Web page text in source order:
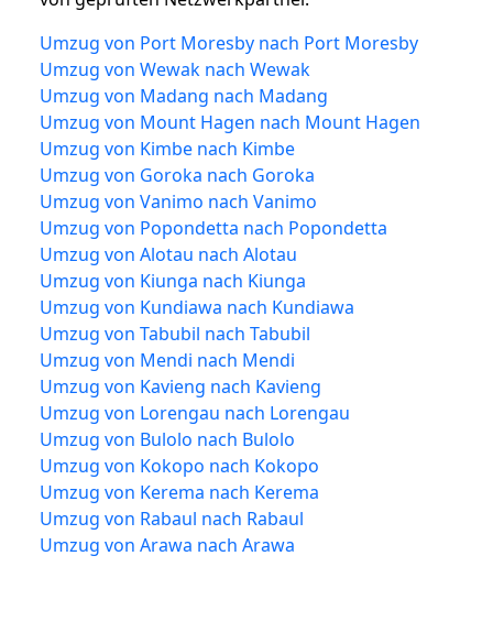
Umzug von Port Moresby nach Port Moresby
Umzug von Wewak nach Wewak
Umzug von Madang nach Madang
Umzug von Mount Hagen nach Mount Hagen
Umzug von Kimbe nach Kimbe
Umzug von Goroka nach Goroka
Umzug von Vanimo nach Vanimo
Umzug von Popondetta nach Popondetta
Umzug von Alotau nach Alotau
Umzug von Kiunga nach Kiunga
Umzug von Kundiawa nach Kundiawa
Umzug von Tabubil nach Tabubil
Umzug von Mendi nach Mendi
Umzug von Kavieng nach Kavieng
Umzug von Lorengau nach Lorengau
Umzug von Bulolo nach Bulolo
Umzug von Kokopo nach Kokopo
Umzug von Kerema nach Kerema
Umzug von Rabaul nach Rabaul
Umzug von Arawa nach Arawa